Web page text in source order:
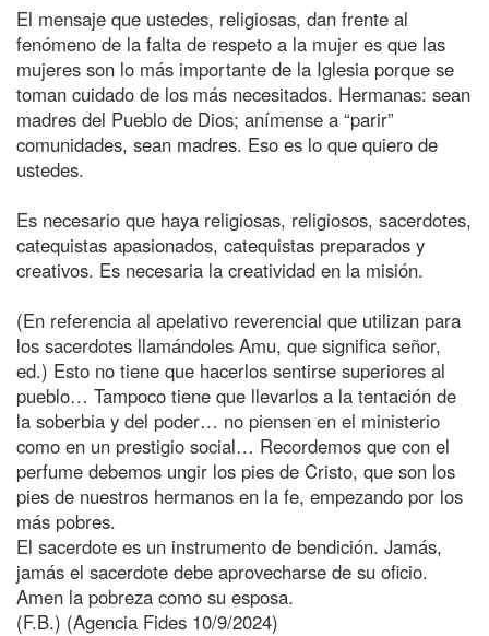
El mensaje que ustedes, religiosas, dan frente al
fenómeno de la falta de respeto a la mujer es que las
mujeres son lo más importante de la Iglesia porque se
toman cuidado de los más necesitados. Hermanas: sean
madres del Pueblo de Dios; anímense a “parir”
comunidades, sean madres. Eso es lo que quiero de
ustedes.
Es necesario que haya religiosas, religiosos, sacerdotes,
catequistas apasionados, catequistas preparados y
creativos. Es necesaria la creatividad en la misión.
(En referencia al apelativo reverencial que utilizan para
los sacerdotes llamándoles Amu, que significa señor,
ed.) Esto no tiene que hacerlos sentirse superiores al
pueblo… Tampoco tiene que llevarlos a la tentación de
la soberbia y del poder… no piensen en el ministerio
como en un prestigio social… Recordemos que con el
perfume debemos ungir los pies de Cristo, que son los
pies de nuestros hermanos en la fe, empezando por los
más pobres.
El sacerdote es un instrumento de bendición. Jamás,
jamás el sacerdote debe aprovecharse de su oficio.
Amen la pobreza como su esposa.
(F.B.) (Agencia Fides 10/9/2024)